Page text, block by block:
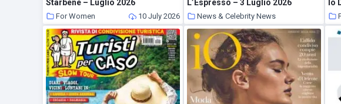
Starbene – Luglio 2026
For Women 10 July 2026
L’Espresso – 3 Luglio 2026
News & Celebrity News
10 July 2026